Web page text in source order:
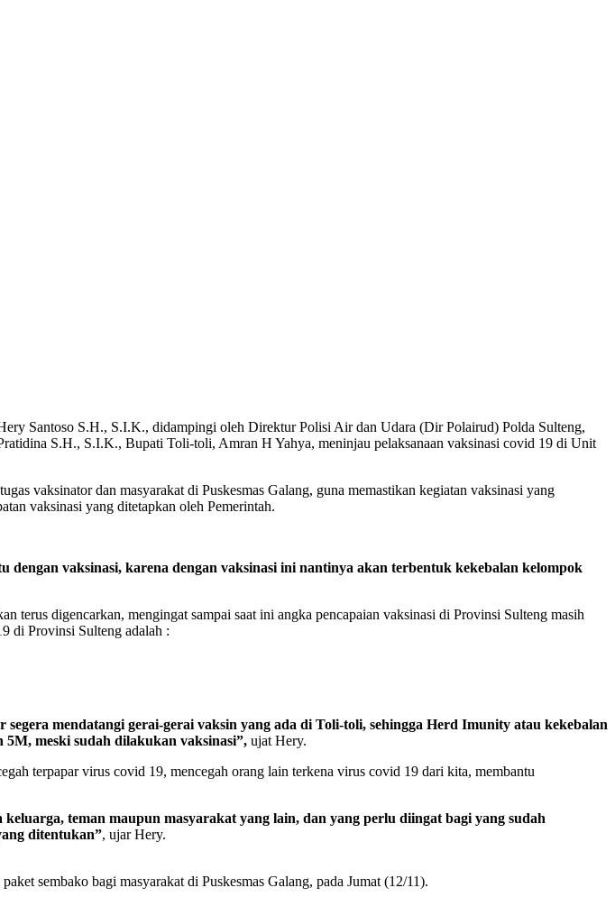
Santoso S.H., S.I.K., didampingi oleh Direktur Polisi Air dan Udara (Dir Polairud) Polda Sulteng,
S.H., S.I.K., Bupati Toli-toli, Amran H Yahya, meninjau pelaksanaan vaksinasi covid 19 di Unit
vaksinator dan masyarakat di Puskesmas Galang, guna memastikan kegiatan vaksinasi yang
vaksinasi yang ditetapkan oleh Pemerintah.
dengan vaksinasi, karena dengan vaksinasi ini nantinya akan terbentuk kekebalan kelompok
terus digencarkan, mengingat sampai saat ini angka pencapaian vaksinasi di Provinsi Sulteng masih
di Provinsi Sulteng adalah :
mendatangi gerai-gerai vaksin yang ada di Toli-toli, sehingga Herd Imunity atau kekebalan
meski sudah dilakukan vaksinasi”, ujat Hery.
terpapar virus covid 19, mencegah orang lain terkena virus covid 19 dari kita, membantu
teman maupun masyarakat yang lain, dan yang perlu diingat bagi yang sudah
ditentukan”, ujar Hery.
sembako bagi masyarakat di Puskesmas Galang, pada Jumat (12/11).